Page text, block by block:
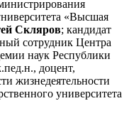
«Высшая
Скляров; кандидат
сотрудник Центра
наук Республики
доцент,
жизнедеятельности
университета